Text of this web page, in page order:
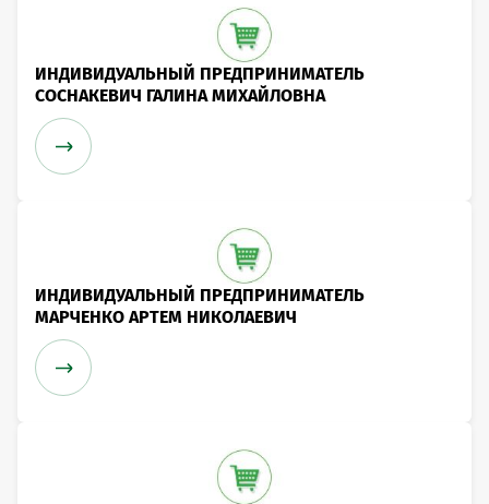
ИНДИВИДУАЛЬНЫЙ ПРЕДПРИНИМАТЕЛЬ
СОСНАКЕВИЧ ГАЛИНА МИХАЙЛОВНА
ИНДИВИДУАЛЬНЫЙ ПРЕДПРИНИМАТЕЛЬ
МАРЧЕНКО АРТЕМ НИКОЛАЕВИЧ